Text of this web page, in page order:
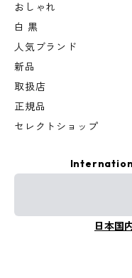
おしゃれ
白 黒
人気ブランド
新品
取扱店
正規品
セレクトショップ
日本国